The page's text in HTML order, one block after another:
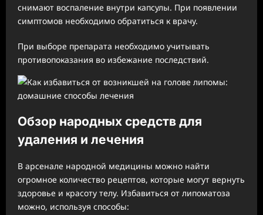
снимают воспаление внутри капсулы. При появлении
симптомов необходимо обратиться к врачу.
При выборе препарата необходимо учитывать
противопоказания во избежание последствий.
Обзор народных средств для
удаления и лечения
В арсенале народной медицины можно найти
огромное количество рецептов, которые могут вернуть
здоровье и красоту телу. Избавиться от липоматоза
можно, используя способы: